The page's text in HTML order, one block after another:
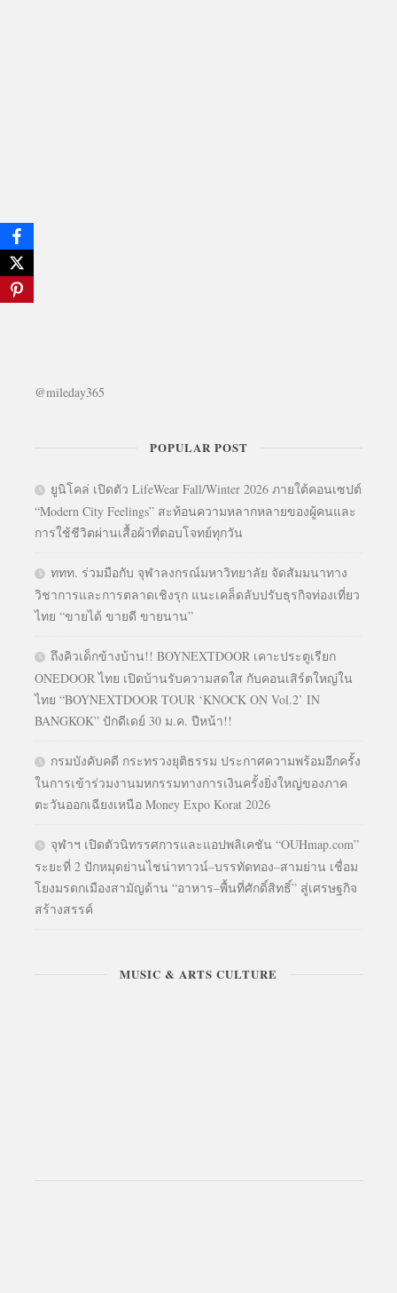
@mileday365
POPULAR POST
ยูนิโคล่ เปิดตัว LifeWear Fall/Winter 2026 ภายใต้คอนเซปต์
“Modern City Feelings” สะท้อนความหลากหลายของผู้คนและ
การใช้ชีวิตผ่านเสื้อผ้าที่ตอบโจทย์ทุกวัน
ททท. ร่วมมือกับ จุฬาลงกรณ์มหาวิทยาลัย จัดสัมมนาทาง
วิชาการและการตลาดเชิงรุก แนะเคล็ดลับปรับธุรกิจท่องเที่ยว
ไทย “ขายได้ ขายดี ขายนาน”
ถึงคิวเด็กข้างบ้าน!! BOYNEXTDOOR เคาะประตูเรียก
ONEDOOR ไทย เปิดบ้านรับความสดใส กับคอนเสิร์ตใหญ่ใน
ไทย “BOYNEXTDOOR TOUR ‘KNOCK ON Vol.2’ IN
BANGKOK” ปักดีเดย์ 30 ม.ค. ปีหน้า!!
กรมบังคับคดี กระทรวงยุติธรรม ประกาศความพร้อมอีกครั้ง
ในการเข้าร่วมงานมหกรรมทางการเงินครั้งยิ่งใหญ่ของภาค
ตะวันออกเฉียงเหนือ Money Expo Korat 2026
จุฬาฯ เปิดตัวนิทรรศการและแอปพลิเคชัน “OUHmap.com”
ระยะที่ 2 ปักหมุดย่านไชน่าทาวน์–บรรทัดทอง–สามย่าน เชื่อม
โยงมรดกเมืองสามัญด้าน “อาหาร–พื้นที่ศักดิ์สิทธิ์” สู่เศรษฐกิจ
สร้างสรรค์
MUSIC & ARTS CULTURE